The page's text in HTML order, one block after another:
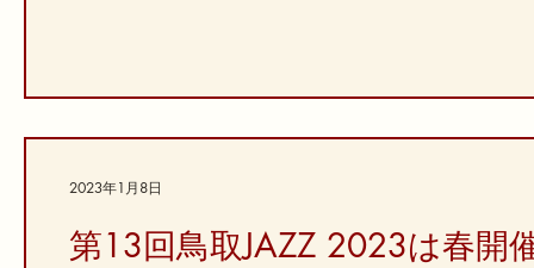
第13回鳥取JAZZ 2023は春開
2023年1月8日